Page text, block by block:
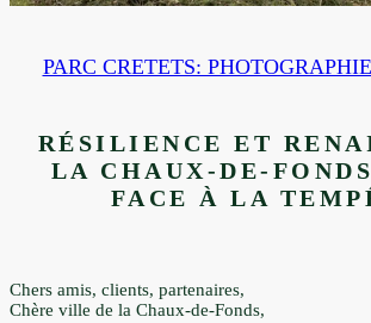
PARC CRETETS:
RÉSILIENCE ET
LA CHAUX-DE-
FACE À LA
Chers amis, clients, partenaires,
Chère ville de la Chaux-de-Fonds,